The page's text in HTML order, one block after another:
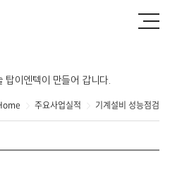
에너지진단
탑이엔텍이 만들어 갑니다.
주요사업실적 기계설비 성능점검